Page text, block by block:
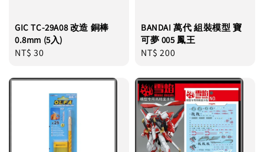
GIC TC-29A08 改造 銅棒
0.8mm (5入)
Regular
NT$ 30
BANDAI 萬代 組裝模型 寶
可夢 005 鳳王
Regular
NT$ 200